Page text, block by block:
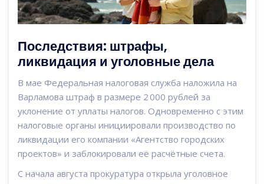
Последствия: штрафы,
ликвидация и уголовные дела
В мае Федеральная налоговая служба наложила на
Варламова штраф в размере 2 000 рублей за
уклонение от уплаты налогов. Одновременно с этим
налоговые органы инициировали производство по
ликвидации его компании «Агентство городских
проектов» и заблокировали её расчётные счета.
С начала августа прокуратура открыла уголовное